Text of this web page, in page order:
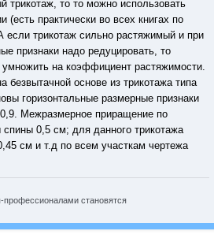
трикотаж, то то можно использовать
(есть практически во всех книгах по
если трикотаж сильно растяжимый и при
признаки надо редуцировать, то
на коэффициент растяжимости.
безвытачной основе из трикотажа типа
горизонтальные размерные признаки
Межразмерное приращение по
0,5 см; для данного трикотажа
см и т.д по всем участкам чертежа
становятся